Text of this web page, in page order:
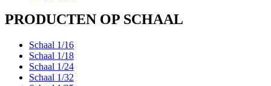
PRODUCTEN OP SCHAAL
Schaal 1/16
Schaal 1/18
Schaal 1/24
Schaal 1/32